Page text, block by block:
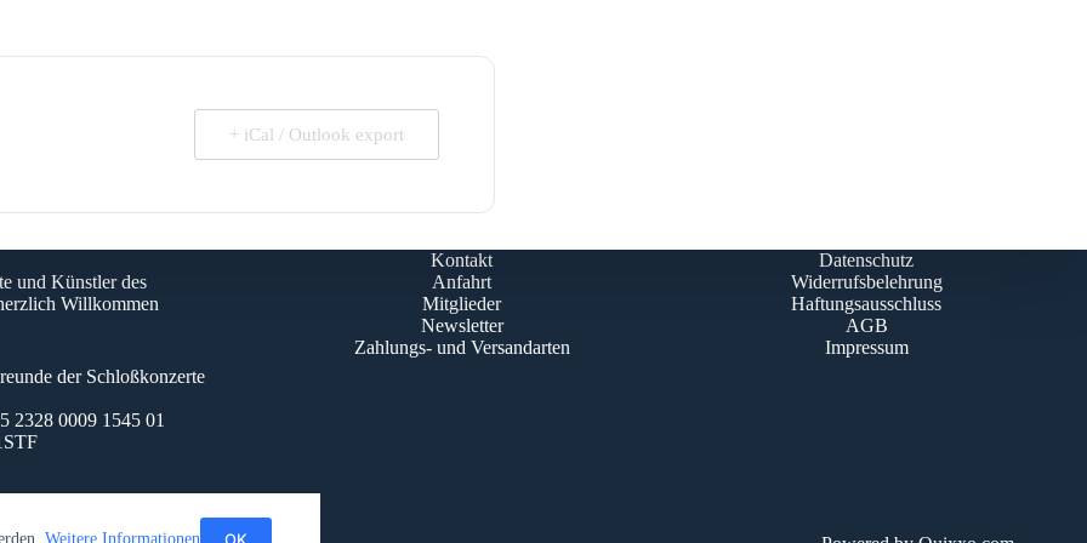
Weitere Informationen OK
+ iCal / Outlook export
und Künstler des
Willkommen
der Schloßkonzerte
2328 0009 1545 01
Kontakt
Anfahrt
Mitglieder
Newsletter
Zahlungs- und Versandarten
Datenschutz
Widerrufsbelehrung
Haftungsausschluss
AGB
Impressum